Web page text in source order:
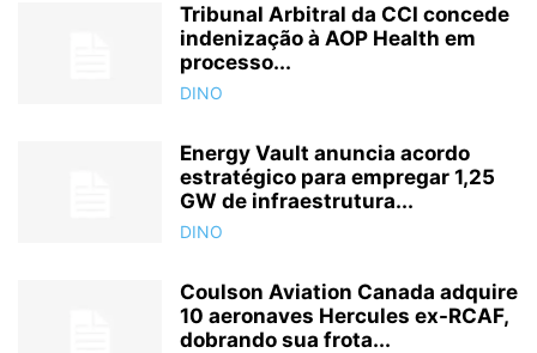
Tribunal Arbitral da CCI concede
indenização à AOP Health em
processo...
DINO
Energy Vault anuncia acordo
estratégico para empregar 1,25
GW de infraestrutura...
DINO
Coulson Aviation Canada adquire
10 aeronaves Hercules ex-RCAF,
dobrando sua frota...